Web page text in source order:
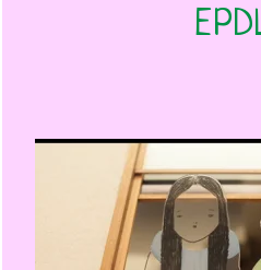
Bloeistraat 11 teaser